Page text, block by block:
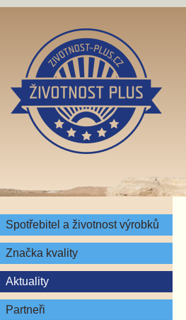
Spotřebitel a životnost výrobků
Značka kvality
Aktuality
Partneři